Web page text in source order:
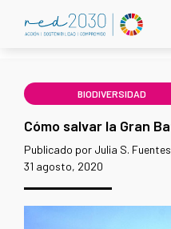
BIODIVERSIDAD
Cómo salvar la Gran
Publicado por Julia S. Fuentes
31 agosto, 2020